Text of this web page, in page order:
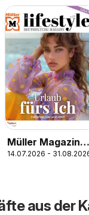
2026
Müller Magazine
Lifestyle 4/26
14.07.2026 -
aus der